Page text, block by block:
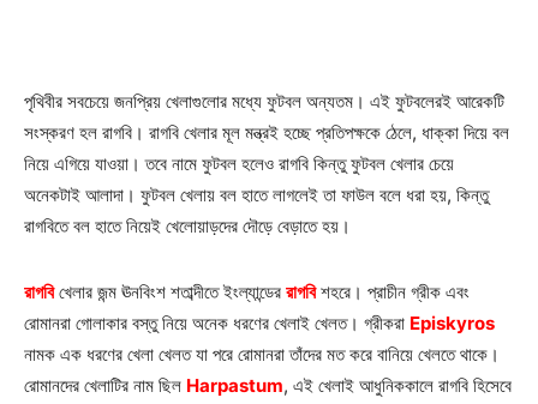
পৃথিবীর সবচেয়ে জনপ্রিয় খেলাগুলোর মধ্যে ফুটবল অন্যতম। এই ফুটবলেরই আরেকটি
সংস্করণ হল রাগবি। রাগবি খেলার মূল মন্ত্রই হচ্ছে প্রতিপক্ষকে ঠেলে, ধাক্কা দিয়ে বল
নিয়ে এগিয়ে যাওয়া। তবে নামে ফুটবল হলেও রাগবি কিন্তু ফুটবল খেলার চেয়ে
অনেকটাই আলাদা। ফুটবল খেলায় বল হাতে লাগলেই তা ফাউল বলে ধরা হয়, কিন্তু
রাগবিতে বল হাতে নিয়েই খেলোয়াড়দের দৌড়ে বেড়াতে হয়।
রাগবিখেলার জন্ম ঊনবিংশ শতাব্দীতে ইংল্যান্ডের রাগবিশহরে। প্রাচীন গ্রীক এবং
রোমানরা গোলাকার বস্তু নিয়ে অনেক ধরণের খেলাই খেলত। গ্রীকরা Episkyros
নামক এক ধরণের খেলা খেলত যা পরে রোমানরা তাঁদের মত করে বানিয়ে খেলতে থাকে।
রোমানদের খেলাটির নাম ছিল Harpastum, এই খেলাই আধুনিককালে রাগবি হিসেবে